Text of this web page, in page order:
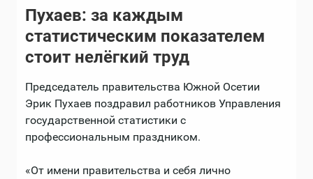
Пухаев: за каждым
статистическим показателем
стоит нелёгкий труд
Председатель правительства Южной Осетии
Эрик Пухаев поздравил работников Управления
государственной статистики с
профессиональным праздником.
«От имени правительства и себя лично